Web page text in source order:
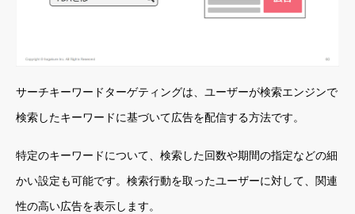
サーチキーワードターゲティングは、ユーザーが検索エンジンで
検索したキーワードに基づいて広告を配信する方法です。
特定のキーワードについて、検索した回数や期間の指定などの細
かい設定も可能です。検索行動を取ったユーザーに対して、関連
性の高い広告を表示します。